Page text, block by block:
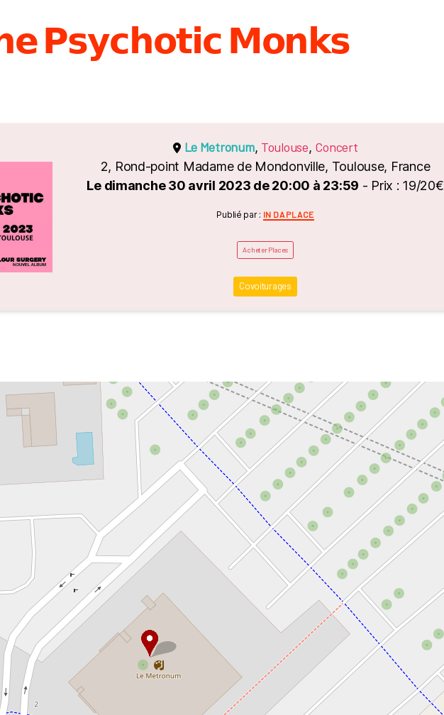
𝗣𝘀𝘆𝗰𝗵𝗼𝘁𝗶𝗰 𝗠𝗼𝗻𝗸𝘀
Le Metronum, Toulouse, Concert
2, Rond-point Madame de Mondonville, Toulouse, France
Le dimanche 30 avril 2023 de 20:00 à 23:59 - Prix : 19/20€
Catégories
Publié par : IN DA PLACE
Acheter Places
Covoiturages